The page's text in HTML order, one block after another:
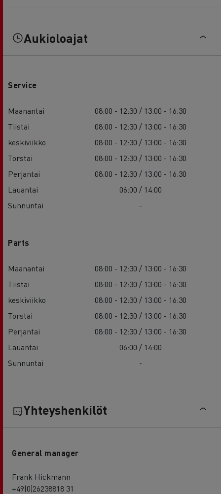
Aukioloajat
Service
Maanantai
08:00 - 12:30 / 13:00 - 16:30
Tiistai
08:00 - 12:30 / 13:00 - 16:30
keskiviikko
08:00 - 12:30 / 13:00 - 16:30
Torstai
08:00 - 12:30 / 13:00 - 16:30
Perjantai
08:00 - 12:30 / 13:00 - 16:30
Lauantai
06:00 / 14:00
Sunnuntai
-
Parts
Maanantai
08:00 - 12:30 / 13:00 - 16:30
Tiistai
08:00 - 12:30 / 13:00 - 16:30
keskiviikko
08:00 - 12:30 / 13:00 - 16:30
Torstai
08:00 - 12:30 / 13:00 - 16:30
Perjantai
08:00 - 12:30 / 13:00 - 16:30
Lauantai
06:00 / 14:00
Sunnuntai
-
Yhteyshenkilöt
General manager
Frank Hickmann
+49(0)26238818 31